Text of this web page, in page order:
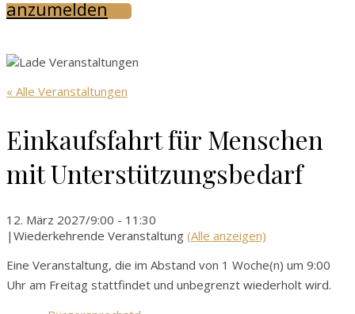
anzumelden
« Alle Veranstaltungen
Einkaufsfahrt für Menschen
mit Unterstützungsbedarf
12. März 2027/9:00 - 11:30
| Wiederkehrende Veranstaltung (Alle anzeigen)
Eine Veranstaltung, die im Abstand von 1 Woche(n) um 9:00
Uhr am Freitag stattfindet und unbegrenzt wiederholt wird.